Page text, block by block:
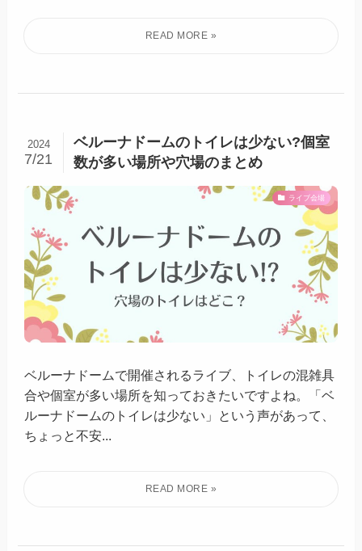
ベルーナドームのトイレは少ない?個室
数が多い場所や穴場のまとめ
2024
7/21
ライブ会場
ベルーナドームで開催されるライブ、トイレの混雑具
合や個室が多い場所を知っておきたいですよね。「ベ
ルーナドームのトイレは少ない」という声があって、
ちょっと不安...